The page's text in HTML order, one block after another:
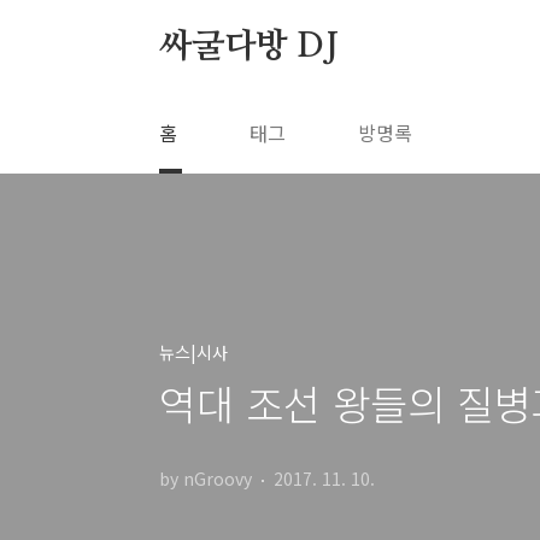
싸굴다방 DJ
홈 태그 방명록
뉴스|시사
역대 조선 왕들의 질
by nGroovy 2017. 11. 10.